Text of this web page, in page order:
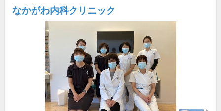
なかがわ内科クリニック